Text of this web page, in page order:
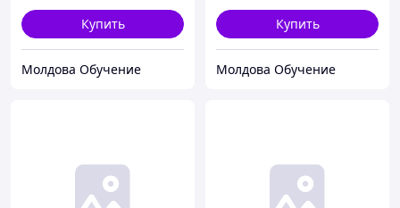
Купить
Молдова Обучение
Купить
Молдова Обучение